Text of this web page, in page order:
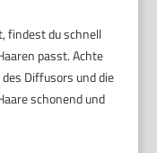
findest du schnell
passt. Achte
Diffusors und die
schonend und